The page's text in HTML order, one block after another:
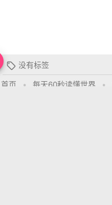
 没有标签
首页
• 每天60秒读懂世界 •